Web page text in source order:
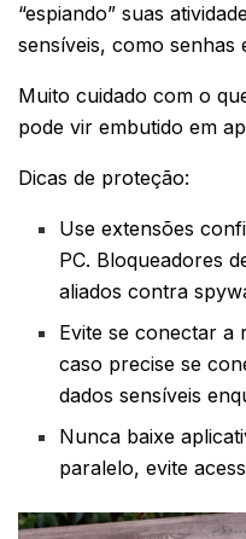
“espiando” suas
sensíveis, como senhas
Muito cuidado com o
pode vir embutido em
Dicas de proteção:
Use extensões
PC. Bloqueadores
aliados contra
Evite se conectar a
caso precise se
dados sensíveis
Nunca baixe
paralelo, evite